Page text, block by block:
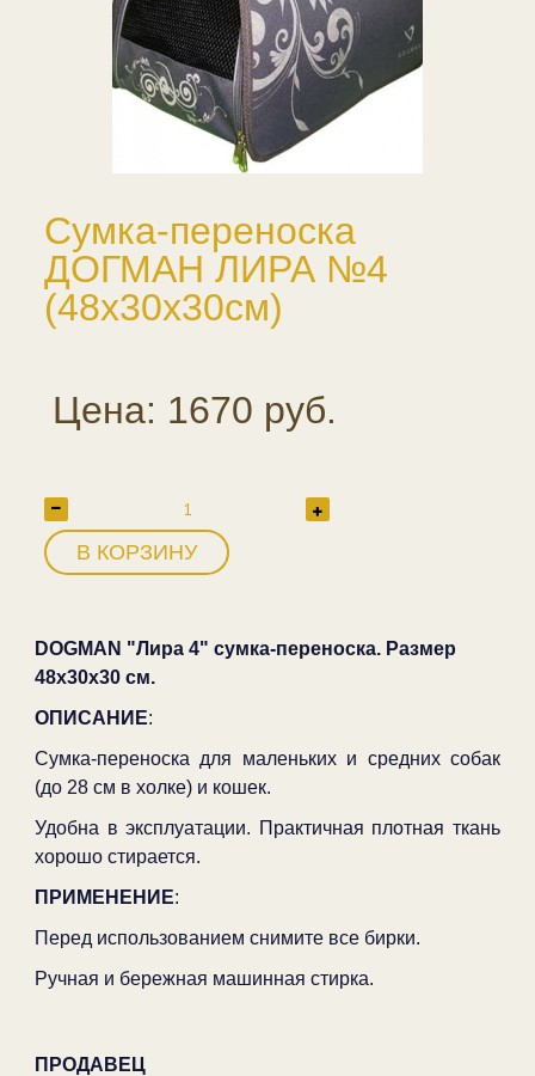
Сумка-переноска
ДОГМАН ЛИРА №4
(48х30х30см)
Цена: 1670 руб.
В КОРЗИНУ
DOGMAN "Лира 4" сумка-переноска. Размер
48х30х30 см.
ОПИСАНИЕ:
Сумка-переноска для маленьких и средних собак
(до 28 см в холке) и кошек.
Удобна в эксплуатации. Практичная плотная ткань
хорошо стирается.
ПРИМЕНЕНИЕ:
Перед использованием снимите все бирки.
Ручная и бережная машинная стирка.
ПРОДАВЕЦ